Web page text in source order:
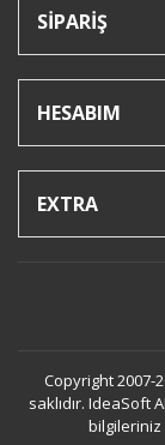
SİPARİŞ
HESABIM
EXTRA
Copyright 2007-
saklıdır. IdeaSoft
bilgileriniz